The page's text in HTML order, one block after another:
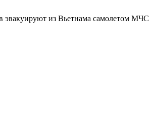
эвакуируют из Вьетнама самолетом МЧС